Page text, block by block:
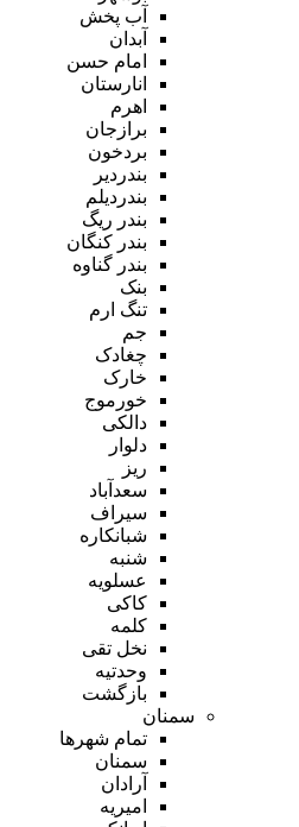
آب پخش
آبدان
امام حسن
انارستان
اهرم
برازجان
بردخون
بندردیر
بندردیلم
بندر ریگ
بندر کنگان
بندر گناوه
بنک
تنگ ارم
جم
چغادک
خارک
خورموج
دالکی
دلوار
ریز
سعدآباد
سیراف
شبانکاره
شنبه
عسلویه
کاکی
کلمه
نخل تقی
وحدتیه
بازگشت
سمنان
تمام شهر‌ها
سمنان
آرادان
امیریه